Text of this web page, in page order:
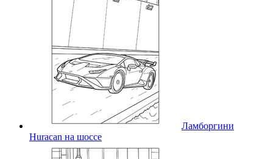
Ламборгини
Huracan на шоссе